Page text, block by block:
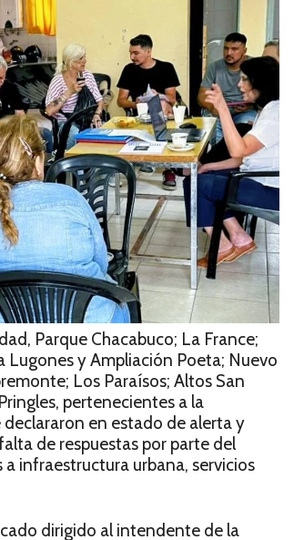
Parque Chacabuco; La France;
Lugones y Ampliación Poeta; Nuevo
Los Paraísos; Altos San
pertenecientes a la
declararon en estado de alerta y
de respuestas por parte del
infraestructura urbana, servicios
dirigido al intendente de la